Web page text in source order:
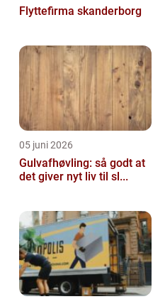
Flyttefirma skanderborg
05 juni 2026
Gulvafhøvling: så godt at
det giver nyt liv til sl...